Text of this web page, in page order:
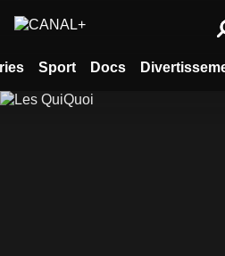
Sport Docs